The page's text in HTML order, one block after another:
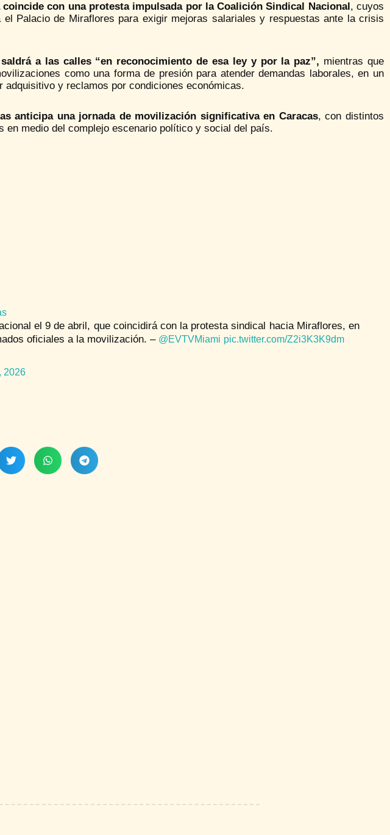
con una protesta impulsada por la Coalición Sindical Nacional, cuyos
el Palacio de Miraflores para exigir mejoras salariales y respuestas ante la crisis
a las calles “en reconocimiento de esa ley y por la paz”, mientras que
como una forma de presión para atender demandas laborales, en un
adquisitivo y reclamos por condiciones económicas.
anticipa una jornada de movilización significativa en Caracas, con distintos
en medio del complejo escenario político y social del país.
el 9 de abril, que coincidirá con la protesta sindical hacia Miraflores, en
oficiales a la movilización. – @EVTVMiami pic.twitter.com/Z2i3K3K9dm
2026